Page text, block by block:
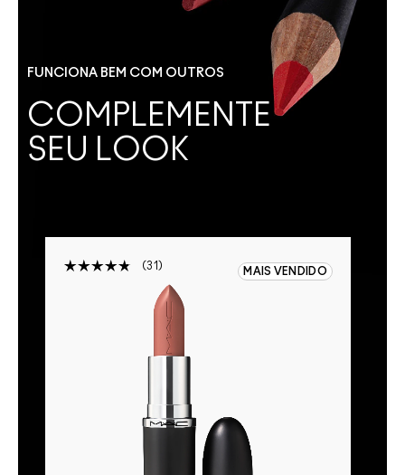
FUNCIONA BEM COM OUTROS
COMPLEMENTE
SEU LOOK
31 MAIS VENDIDO